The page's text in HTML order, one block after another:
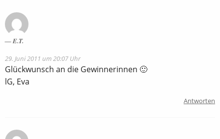
E.T.
29. Juni 2011 um 20:07 Uhr
Glückwunsch an die Gewinnerinnen 🙂
lG, Eva
Antworten